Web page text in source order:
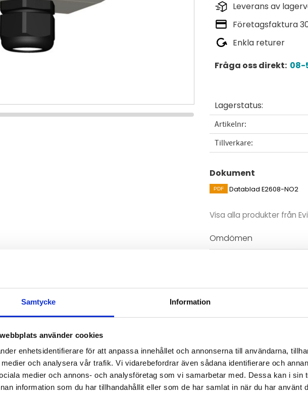
Samtycke Information
använder cookies
enhetsidentifierare för att anpassa innehållet och annonserna till användarna,
och analysera vår trafik. Vi vidarebefordrar även sådana identifierare och
medier och annons- och analysföretag som vi samarbetar med. Dessa kan i sin
information som du har tillhandahållit eller som de har samlat in när du har använt
Leverans av
Företagsfaktura
Enkla returer
Fråga oss direkt: 08-
Lagerstatus
Artikelnr
Tillverkare
Dokument
Datablad E2608-NO2
Visa alla produkter från
som kan användas fristående för direkt
extern utrustning alternativt anslutas till
flera detektorer till ett system.
Omdömen
Bli den första att lämna